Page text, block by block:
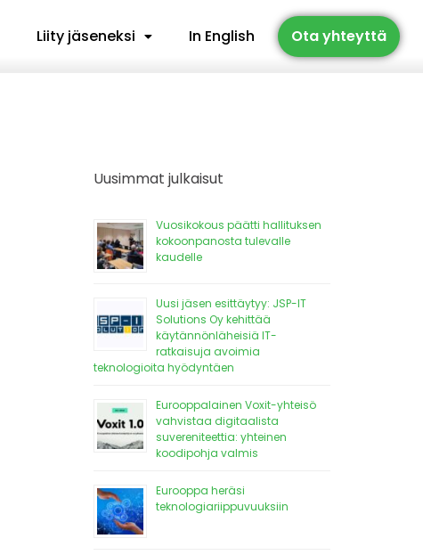
Liity jäseneksi In English Ota yhteyttä
Uusimmat julkaisut
Vuosikokous päätti hallituksen
kokoonpanosta tulevalle
kaudelle
Uusi jäsen esittäytyy: JSP-IT
Solutions Oy kehittää
käytännönläheisiä IT-
ratkaisuja avoimia
teknologioita hyödyntäen
Eurooppalainen Voxit-yhteisö
vahvistaa digitaalista
suvereniteettia: yhteinen
koodipohja valmis
Eurooppa heräsi
teknologiariippuvuuksiin